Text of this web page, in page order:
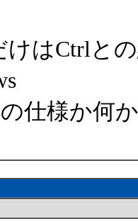
けはCtrlと
仕様か何